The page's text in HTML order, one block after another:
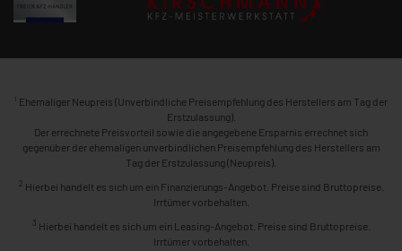
1 Ehemaliger Neupreis (Unverbindliche Preisempfehlung des Herstellers am Tag der
Erstzulassung).
Der errechnete Preisvorteil sowie die angegebene Ersparnis errechnet sich
gegenüber der ehemaligen unverbindlichen Preisempfehlung des Herstellers am
Tag der Erstzulassung (Neupreis).
2 Hierbei handelt es sich um ein Finanzierungs-Angebot. Preise sind Bruttopreise.
Irrtümer vorbehalten.
3 Hierbei handelt es sich um ein Leasing-Angebot. Preise sind Bruttopreise.
Irrtümer vorbehalten.